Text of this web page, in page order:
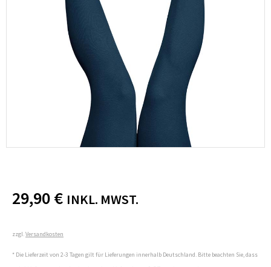
29,90€ INKL. MWST.
zzgl.Versandkosten
* Die Lieferzeit von 2-3 Tagen gilt für Lieferungen innerhalb Deutschland. Bitte beachten Sie, dass